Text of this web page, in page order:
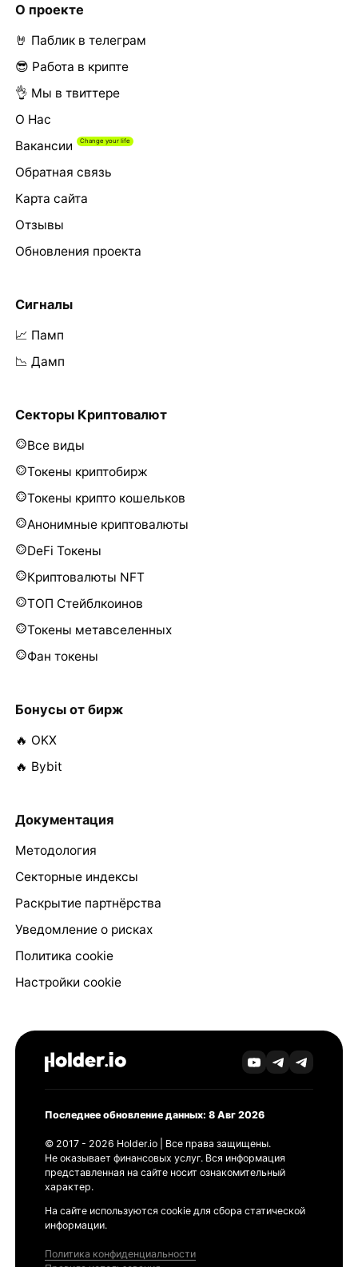
О проекте
🤘 Паблик в телеграм
😎 Работа в крипте
👌 Мы в твиттере
О Нас
Вакансии
Обратная связь
Карта сайта
Отзывы
Обновления проекта
Сигналы
📈 Памп
📉 Дамп
Секторы Криптовалют
Все виды
Токены криптобирж
Токены крипто кошельков
Анонимные криптовалюты
DeFi Токены
Криптовалюты NFT
ТОП Стейблкоинов
Токены метавселенных
Фан токены
Бонусы от бирж
🔥 OKX
🔥 Bybit
Документация
Методология
Секторные индексы
Раскрытие партнёрства
Уведомление о рисках
Политика cookie
Настройки cookie
Последнее обновление данных: 8 Авг 2026
© 2017 - 2026 Holder.io | Все права защищены.
Не оказывает финансовых услуг. Вся информация
представленная на сайте носит ознакомительный
характер.
На сайте используются cookie для сбора статической
информации.
Политика конфиденциальности